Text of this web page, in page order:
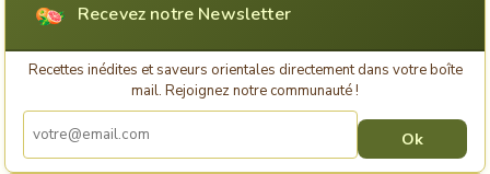
Recevez notre Newsletter
Recettes inédites et saveurs orientales directement dans votre boîte
mail. Rejoignez notre communauté !